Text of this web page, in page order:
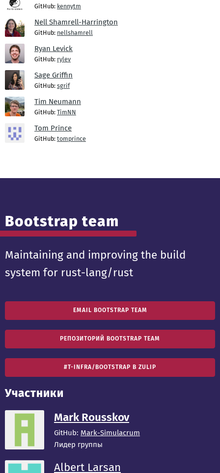
GitHub: kennytm
Nell Shamrell-Harrington
GitHub: nellshamrell
Ryan Levick
GitHub: rylev
Sage Griffin
GitHub: sgrif
Tim Neumann
GitHub: TimNN
Tom Prince
GitHub: tomprince
Bootstrap team
Maintaining and improving the build
system for rust-lang/rust
EMAIL BOOTSTRAP TEAM
РЕПОЗИТОРИЙ BOOTSTRAP TEAM
#T-INFRA/BOOTSTRAP В ZULIP
Участники
Mark Rousskov
GitHub: Mark-Simulacrum
Лидер группы
Albert Larsan